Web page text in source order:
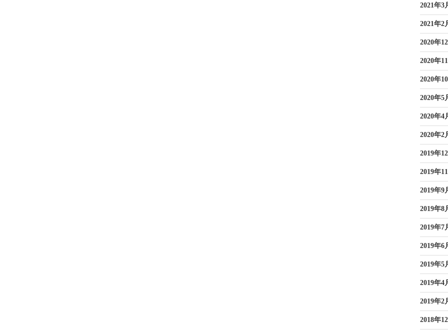
2021年3
2021年2
2020年12
2020年11
2020年10
2020年5
2020年4
2020年2
2019年12
2019年11
2019年9
2019年8
2019年7
2019年6
2019年5
2019年4
2019年2
2018年12